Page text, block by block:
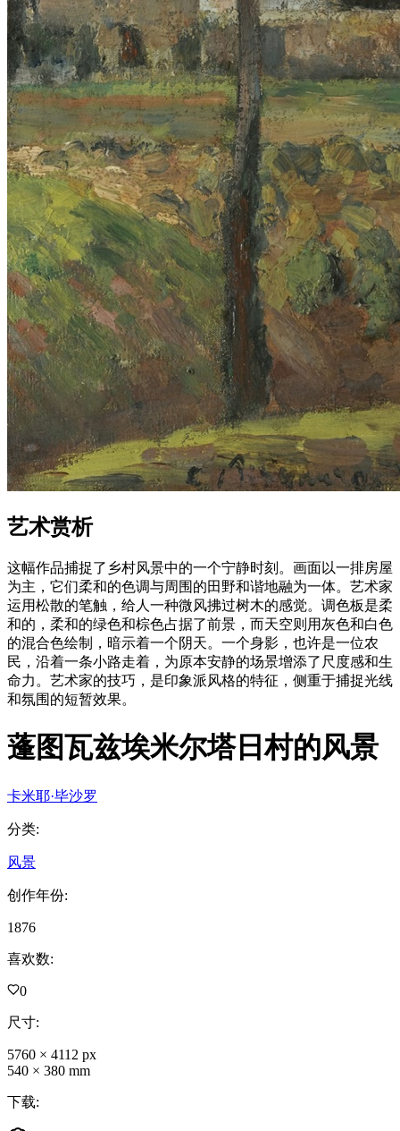
艺术赏析
这幅作品捕捉了乡村风景中的一个宁静时刻。画面以一排房屋
为主，它们柔和的色调与周围的田野和谐地融为一体。艺术家
运用松散的笔触，给人一种微风拂过树木的感觉。调色板是柔
和的，柔和的绿色和棕色占据了前景，而天空则用灰色和白色
的混合色绘制，暗示着一个阴天。一个身影，也许是一位农
民，沿着一条小路走着，为原本安静的场景增添了尺度感和生
命力。艺术家的技巧，是印象派风格的特征，侧重于捕捉光线
和氛围的短暂效果。
蓬图瓦兹埃米尔塔日村的风景
卡米耶·毕沙罗
分类:
风景
创作年份:
1876
喜欢数:
0
尺寸:
5760 × 4112 px
540 × 380 mm
下载: